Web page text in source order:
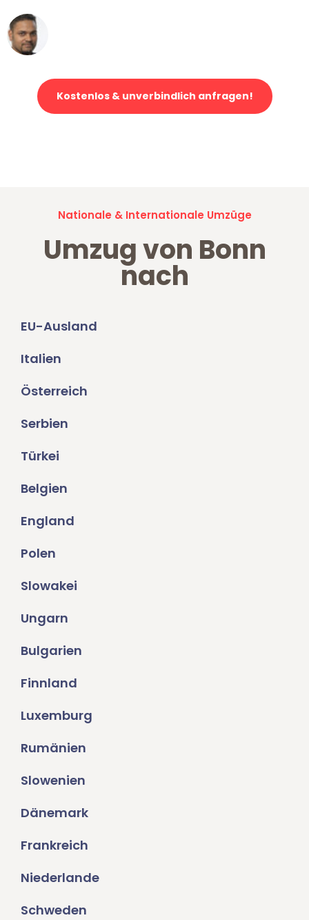
Kostenlos & unverbindlich anfragen!
Nationale & Internationale Umzüge
Umzug von Bonn
nach
EU-Ausland
Italien
Österreich
Serbien
Türkei
Belgien
England
Polen
Slowakei
Ungarn
Bulgarien
Finnland
Luxemburg
Rumänien
Slowenien
Dänemark
Frankreich
Niederlande
Schweden